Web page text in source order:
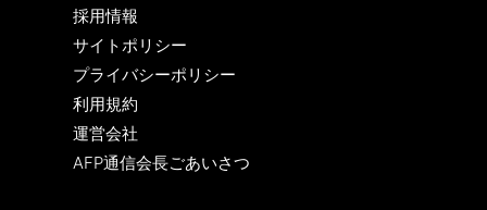
採用情報
サイトポリシー
プライバシーポリシー
利用規約
運営会社
AFP通信会長ごあいさつ